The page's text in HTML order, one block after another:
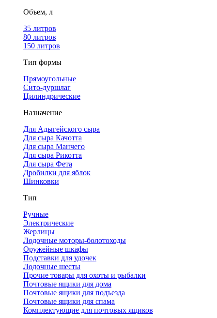
Объем, л
35 литров
80 литров
150 литров
Тип формы
Прямоугольные
Сито-дуршлаг
Цилиндрические
Назначение
Для Адыгейского сыра
Для сыра Качотта
Для сыра Манчего
Для сыра Рикотта
Для сыра Фета
Дробилки для яблок
Шинковки
Тип
Ручные
Электрические
Жерлицы
Лодочные моторы-болотоходы
Оружейные шкафы
Подставки для удочек
Лодочные шесты
Прочие товары для охоты и рыбалки
Почтовые ящики для дома
Почтовые ящики для подъезда
Почтовые ящики для спама
Комплектующие для почтовых ящиков